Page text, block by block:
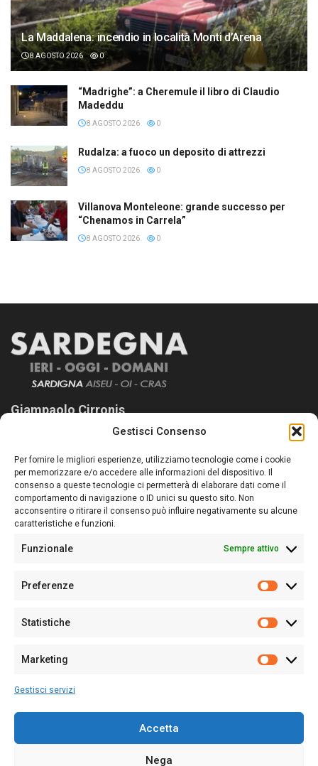
Gestisci Consenso
Per fornire le migliori esperienze, utilizziamo tecnologie come i cookie
per memorizzare e/o accedere alle informazioni del dispositivo. Il
consenso a queste tecnologie ci permetterà di elaborare dati come il
comportamento di navigazione o ID unici su questo sito. Non
acconsentire o ritirare il consenso può influire negativamente su alcune
caratteristiche e funzioni.
Funzionale Sempre attivo
Preferenze
Statistiche
Marketing
Gestisci servizi
Accetta
Nega
La Maddalena: incendio in località Monti d’Arena
8 AGOSTO 2026 0
“Madrighe”: a Cheremule il libro di Claudio
Madeddu
8 AGOSTO 2026 0
Rudalza: a fuoco un deposito di attrezzi
8 AGOSTO 2026 0
Villanova Monteleone: grande successo per
“Chenamos in Carrela”
8 AGOSTO 2026 0
Giampaolo Cirronis
Sardegna Ieri-Oggi-Domani nasce per informare “liberamente” i
lettori su quanto accade in Sardegna, con un occhio rivolto al
nostro passato e, soprattutto, al nostro futuro
Follow Us
Sede:Via Cristoforo Colombo 09013 Carbonia
Partita IVA02270380922
128/2020 del 10/02/2020
Per la Pubblicità: